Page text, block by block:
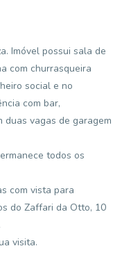
Imóvel possui sala de
com churrasqueira
social e no
com bar,
vagas de garagem
todos os
com vista para
do Zaffari da Otto, 10
visita.